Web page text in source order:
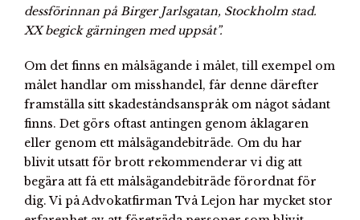
dessförinnan på Birger Jarlsgatan, Stockholm stad.
XX begick gärningen med uppsåt”.
Om det finns en målsägande i målet, till exempel om
målet handlar om misshandel, får denne därefter
framställa sitt skadeståndsanspråk om något sådant
finns. Det görs oftast antingen genom åklagaren
eller genom ett målsägandebiträde. Om du har
blivit utsatt för brott rekommenderar vi dig att
begära att få ett målsägandebiträde förordnat för
dig. Vi på Advokatfirman Två Lejon har mycket stor